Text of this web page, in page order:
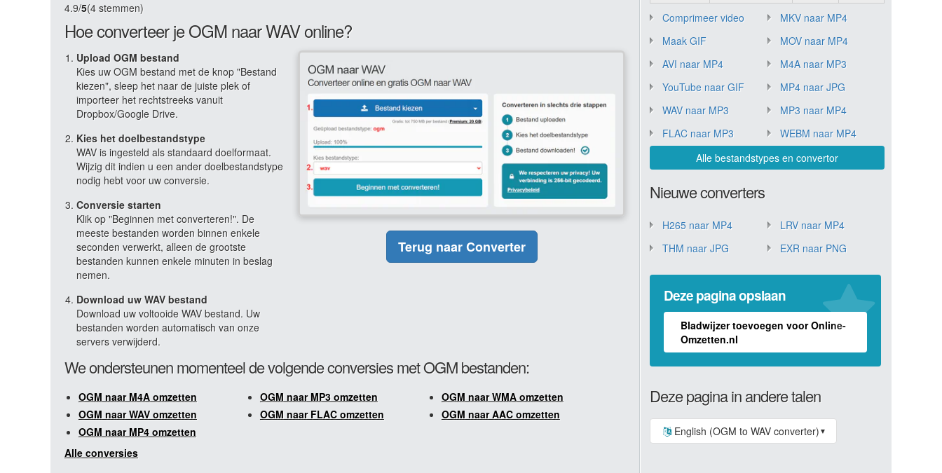
4.9/5(4 stemmen)
Hoe converteer je OGM naar WAV online?
Upload OGM bestand
Kies uw OGM bestand met de knop "Bestand
kiezen", sleep het naar de juiste plek of
importeer het rechtstreeks vanuit
Dropbox/Google Drive.
Kies het doelbestandstype
WAV is ingesteld als standaard doelformaat.
Wijzig dit indien u een ander doelbestandstype
nodig hebt voor uw conversie.
Conversie starten
Klik op "Beginnen met converteren!". De
meeste bestanden worden binnen enkele
seconden verwerkt, alleen de grootste
bestanden kunnen enkele minuten in beslag
nemen.
Download uw WAV bestand
Download uw voltooide WAV bestand. Uw
bestanden worden automatisch van onze
servers verwijderd.
Terug naar Converter
We ondersteunen momenteel de volgende conversies met OGM bestanden:
OGM naar M4A omzetten OGM naar MP3 omzetten
OGM naar WMA omzetten
OGM naar WAV omzetten
OGM naar FLAC omzetten
OGM naar AAC omzetten
OGM naar MP4 omzetten
Alle conversies
Comprimeer video
MKV naar MP4
Maak GIF
MOV naar MP4
AVI naar MP4
M4A naar MP3
YouTube naar GIF
MP4 naar JPG
WAV naar MP3
MP3 naar MP4
FLAC naar MP3
WEBM naar MP4
Alle bestandstypes en convertor
Nieuwe converters
H265 naar MP4
LRV naar MP4
THM naar JPG
EXR naar PNG
Deze pagina opslaan
Bladwijzer toevoegen voor Online-
Omzetten.nl
Deze pagina in andere talen
English (OGM to WAV converter) ▼